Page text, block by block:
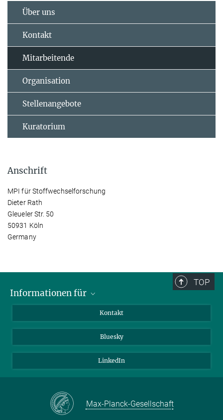
Über uns
Kontakt
Mitarbeitende
Organisation
Stellenangebote
Kuratorium
Anschrift
MPI für Stoffwechselforschung
Dieter Rath
Gleueler Str. 50
50931 Köln
Germany
TOP
Informationen für
Bewerbende
Forschende
Kontakt
Bluesky
LinkedIn
Max-Planck-Gesellschaft